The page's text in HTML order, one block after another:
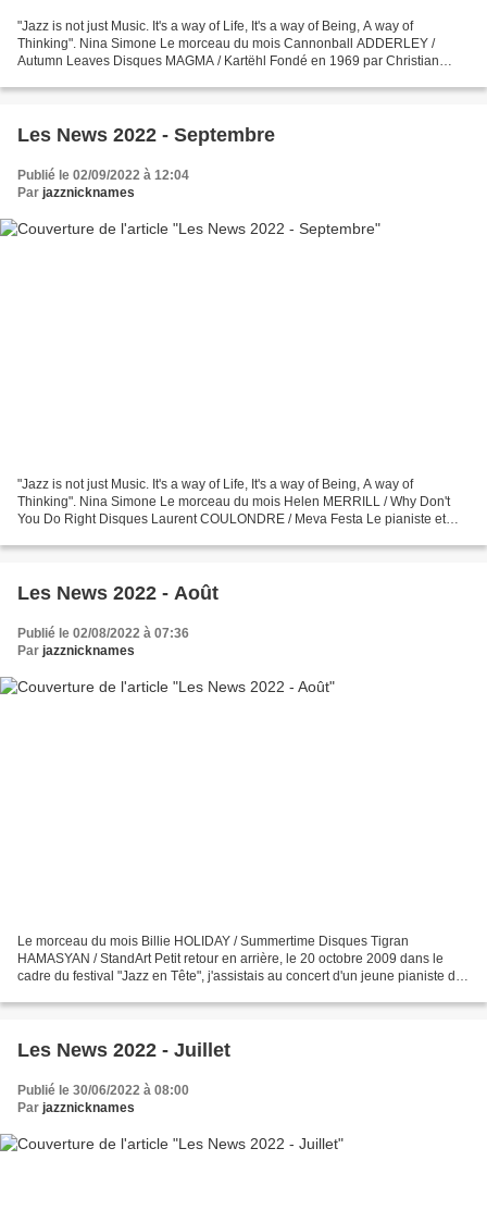
"Jazz is not just Music. It's a way of Life, It's a way of Being, A way of
Thinking". Nina Simone Le morceau du mois Cannonball ADDERLEY /
Autumn Leaves Disques MAGMA / Kartëhl Fondé en 1969 par Christian
Les News 2022 - Septembre
Publié le 02/09/2022 à 12:04
Par jazznicknames
"Jazz is not just Music. It's a way of Life, It's a way of Being, A way of
Thinking". Nina Simone Le morceau du mois Helen MERRILL / Why Don't
You Do Right Disques Laurent COULONDRE / Meva Festa Le pianiste et
Les News 2022 - Août
Publié le 02/08/2022 à 07:36
Par jazznicknames
Le morceau du mois Billie HOLIDAY / Summertime Disques Tigran
HAMASYAN / StandArt Petit retour en arrière, le 20 octobre 2009 dans le
cadre du festival "Jazz en Tête", j'assistais au concert d'un jeune pianiste de
Les News 2022 - Juillet
Publié le 30/06/2022 à 08:00
Par jazznicknames